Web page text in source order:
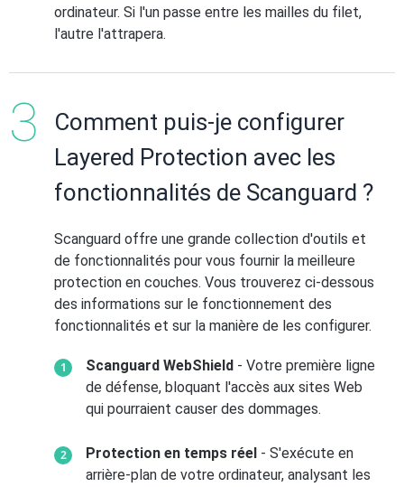
ordinateur. Si l'un passe entre les mailles du filet,
l'autre l'attrapera.
Comment puis-je configurer
Layered Protection avec les
fonctionnalités de Scanguard ?
Scanguard offre une grande collection d'outils et
de fonctionnalités pour vous fournir la meilleure
protection en couches. Vous trouverez ci-dessous
des informations sur le fonctionnement des
fonctionnalités et sur la manière de les configurer.
Scanguard WebShield - Votre première ligne
de défense, bloquant l'accès aux sites Web
qui pourraient causer des dommages.
Protection en temps réel - S'exécute en
arrière-plan de votre ordinateur, analysant les